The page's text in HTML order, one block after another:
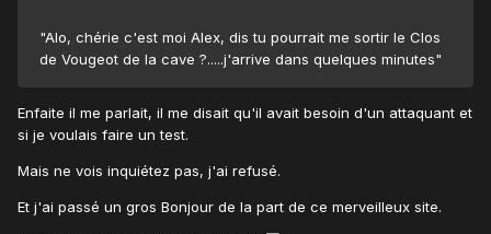
"Alo, chérie c'est moi Alex, dis tu pourrait me sortir le Clos
de Vougeot de la cave ?.....j'arrive dans quelques minutes"
Enfaite il me parlait, il me disait qu'il avait besoin d'un attaquant et
si je voulais faire un test.
Mais ne vois inquiétez pas, j'ai refusé.
Et j'ai passé un gros Bonjour de la part de ce merveilleux site.